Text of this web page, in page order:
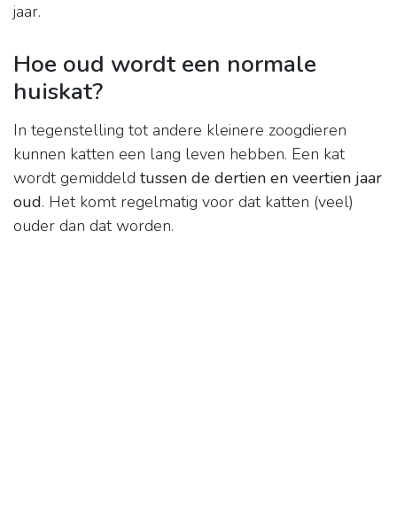
jaar.
Hoe oud wordt een normale
huiskat?
In tegenstelling tot andere kleinere zoogdieren
kunnen katten een lang leven hebben. Een kat
wordt gemiddeld tussen de dertien en veertien jaar
oud. Het komt regelmatig voor dat katten (veel)
ouder dan dat worden.